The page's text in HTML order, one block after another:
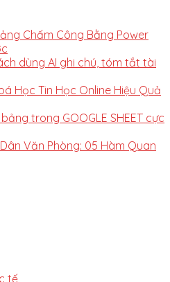
Chấm Công Bằng Power
dùng AI ghi chú, tóm tắt tài
Học Tin Học Online Hiệu Quả
trong GOOGLE SHEET cực
Văn Phòng: 05 Hàm Quan
tế